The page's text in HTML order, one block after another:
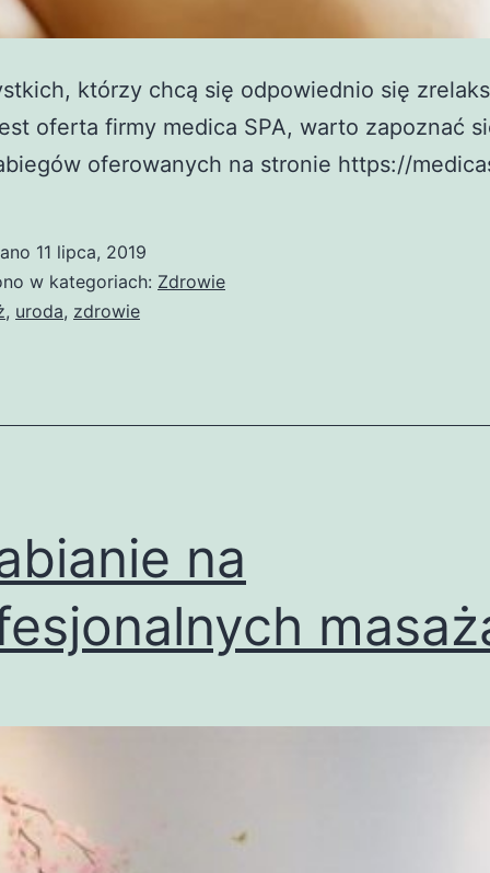
którzy chcą się odpowiednio się
oferta firmy medica SPA, warto zapoznać
oferowanych na stronie https://
11 lipca, 2019
w kategoriach: Zdrowie
, uroda, zdrowie
na